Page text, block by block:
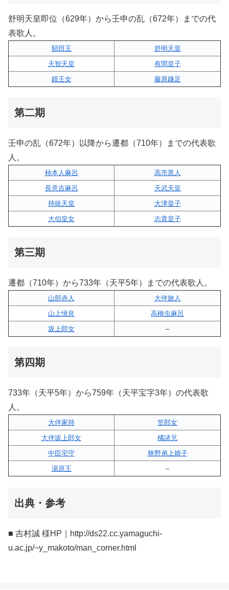
舒明天皇即位（629年）から壬申の乱（672年）までの代
表歌人。
額田王
舒明天皇
天智天皇
有間皇子
鏡王女
藤原鎌足
第二期
壬申の乱（672年）以降から遷都（710年）までの代表歌
人。
柿本人麻呂
高市黒人
長意吉麻呂
天武天皇
持統天皇
大津皇子
大伯皇女
志貴皇子
第三期
遷都（710年）から733年（天平5年）までの代表歌人。
山部赤人
大伴旅人
山上憶良
高橋虫麻呂
坂上郎女
–
第四期
733年（天平5年）から759年（天平宝字3年）の代表歌
人。
大伴家持
笠郎女
大伴坂上郎女
橘諸兄
中臣宅守
狭野弟上娘子
湯原王
–
出典・参考
■ 吉村誠 様HP｜http://ds22.cc.yamaguchi-
u.ac.jp/~y_makoto/man_corner.html